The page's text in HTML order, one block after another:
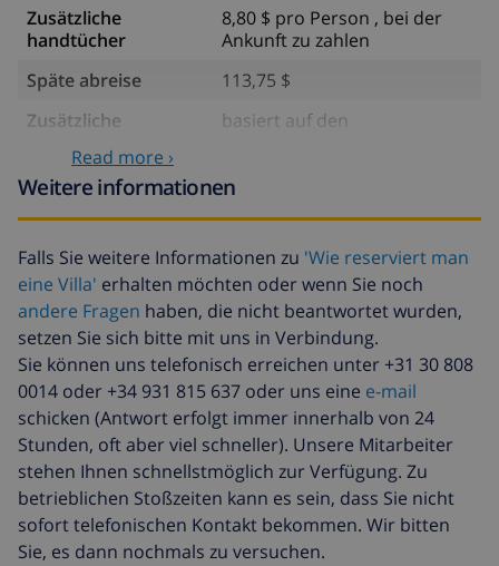
Zusätzliche
handtücher
8,80 $ pro Person , bei der
Ankunft zu zahlen
Späte abreise
113,75 $
Zusätzliche
basiert auf den
Read more ›
Weitere informationen
Falls Sie weitere Informationen zu 'Wie reserviert man
eine Villa' erhalten möchten oder wenn Sie noch
andere Fragen haben, die nicht beantwortet wurden,
setzen Sie sich bitte mit uns in Verbindung.
Sie können uns telefonisch erreichen unter +31 30 808
0014 oder +34 931 815 637 oder uns eine e-mail
schicken (Antwort erfolgt immer innerhalb von 24
Stunden, oft aber viel schneller). Unsere Mitarbeiter
stehen Ihnen schnellstmöglich zur Verfügung. Zu
betrieblichen Stoßzeiten kann es sein, dass Sie nicht
sofort telefonischen Kontakt bekommen. Wir bitten
Sie, es dann nochmals zu versuchen.